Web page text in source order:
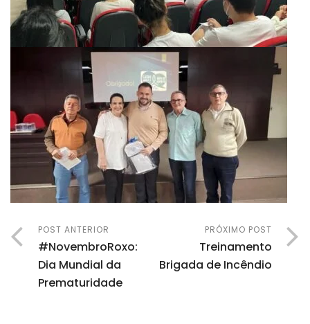
POST ANTERIOR
#NovembroRoxo:
Dia Mundial da
Prematuridade
PRÓXIMO POST
Treinamento
Brigada de Incêndio